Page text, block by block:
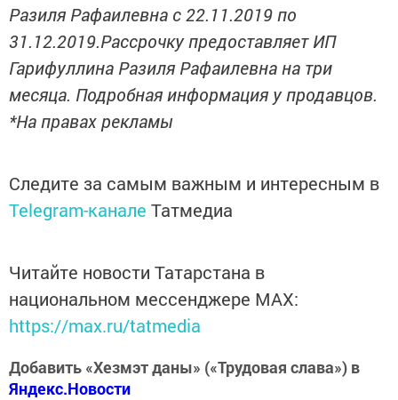
Разиля Рафаилевна с 22.11.2019 по
31.12.2019.Рассрочку предоставляет ИП
Гарифуллина Разиля Рафаилевна на три
месяца. Подробная информация у продавцов.
*На правах рекламы
Следите за самым важным и интересным в
Telegram-канале Татмедиа
Читайте новости Татарстана в
национальном мессенджере MАХ:
https://max.ru/tatmedia
Добавить «Хезмэт даны» («Трудовая слава») в
Яндекс.Новости